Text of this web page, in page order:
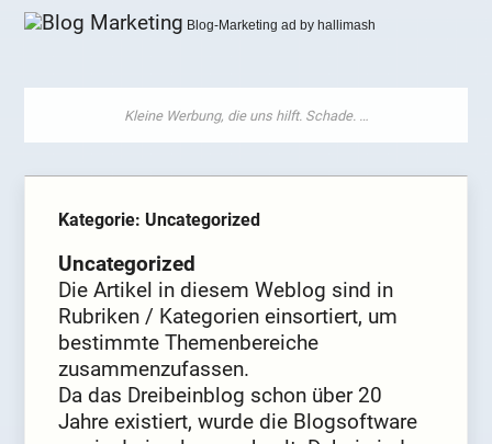
Blog-Marketing ad by hallimash
Kategorie: Uncategorized
Uncategorized
Die Artikel in diesem Weblog sind in
Rubriken / Kategorien einsortiert, um
bestimmte Themenbereiche
zusammenzufassen.
Da das Dreibeinblog schon über 20
Jahre existiert, wurde die Blogsoftware